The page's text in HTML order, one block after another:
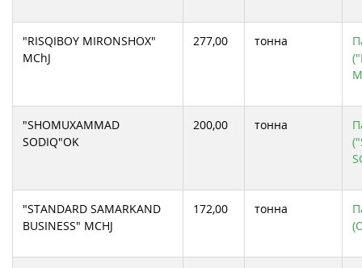
"RISQIBOY MIRONSHOX"
MChJ
277,00 тонна
"SHOMUXAMMAD
SODIQ"OK
200,00 тонна
"STANDARD SAMARKAND
BUSINESS" MCHJ
172,00 тонна